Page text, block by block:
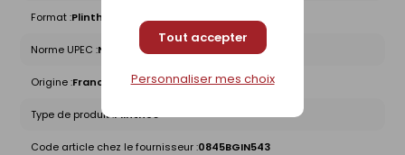
Tout accepter
Personnaliser mes choix
Format :Plinthe
Norme UPEC :Non concerné
Origine :France
Type de produit :Plinthes
Code article chez le fournisseur :0845BGIN543